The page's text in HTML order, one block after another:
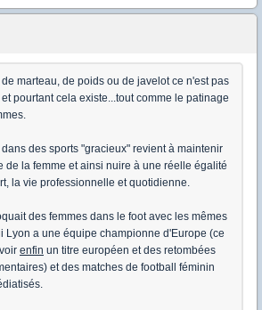
marteau, de poids ou de javelot ce n'est pas
pourtant cela existe...tout comme le patinage
des sports "gracieux" revient à maintenir
de la femme et ainsi nuire à une réelle égalité
la vie professionnelle et quotidienne.
des femmes dans le foot avec les mêmes
Lyon a une équipe championne d'Europe (ce
enfin un titre européen et des retombées
et des matches de football féminin